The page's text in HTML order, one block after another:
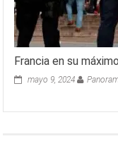
Francia en su
mayo 9, 2024